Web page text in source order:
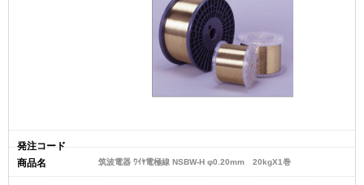
筑波電器 ﾜｲﾔ電極線 NSBW-H φ0.20mm 20kgX1巻